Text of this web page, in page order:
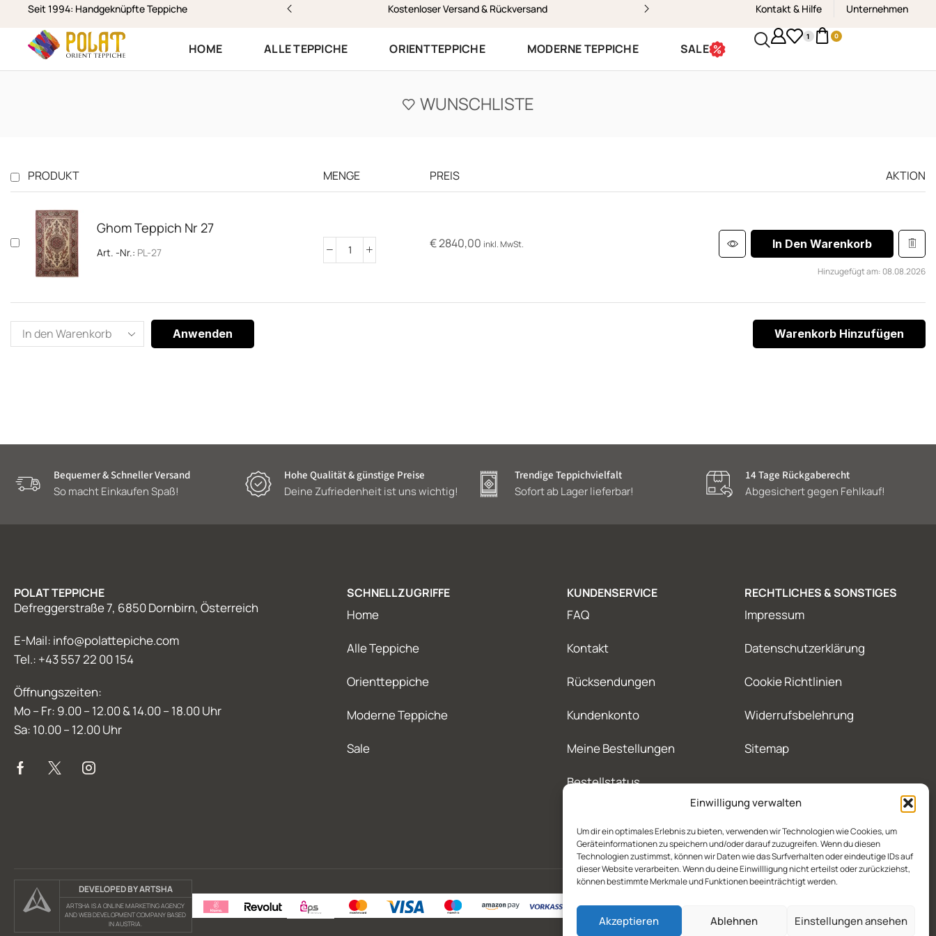
Einwilligung verwalten
Um dir ein optimales Erlebnis zu bieten, verwenden wir Technologien wie Cookies, um
Geräteinformationen zu speichern und/oder darauf zuzugreifen. Wenn du diesen
Technologien zustimmst, können wir Daten wie das Surfverhalten oder eindeutige IDs auf
dieser Website verarbeiten. Wenn du deine Einwillligung nicht erteilst oder zurückziehst,
können bestimmte Merkmale und Funktionen beeinträchtigt werden.
Akzeptieren Ablehnen Einstellungen ansehen
Seit 1994: Handgeknüpfte Teppiche
am selben Werktag in Vorarlberg Kostenloser Versand & Rückversand Zustellung am selben Werktag in
Kontakt & Hilfe Unternehmen
HOME ALLE TEPPICHE ORIENTTEPPICHE MODERNE TEPPICHE SALE
1 0
WUNSCHLISTE
PRODUKT MENGE PREIS AKTION
Ghom Teppich Nr 27
Art. -Nr.: PL-27
€2840,00 inkl. MwSt. In Den Warenkorb
Hinzugefügt am: 08.08.2026
Anwenden Warenkorb Hinzufügen
Bequemer & Schneller Versand
So macht Einkaufen Spaß!
Hohe Qualität & günstige Preise
Deine Zufriedenheit ist uns wichtig!
Trendige Teppichvielfalt
Sofort ab Lager lieferbar!
14 Tage Rückgaberecht
Abgesichert gegen Fehlkauf!
POLAT TEPPICHE
Defreggerstraße 7, 6850 Dornbirn, Österreich
E-Mail: info@polattepiche.com
Tel.: +43 557 22 00 154
Öffnungszeiten:
Mo – Fr: 9.00 – 12.00 & 14.00 – 18.00 Uhr
Sa: 10.00 – 12.00 Uhr
SCHNELLZUGRIFFE
Home
Alle Teppiche
Orientteppiche
Moderne Teppiche
Sale
KUNDENSERVICE
FAQ
Kontakt
Rücksendungen
Kundenkonto
Meine Bestellungen
Bestellstatus
RECHTLICHES & SONSTIGES
Impressum
Datenschutzerklärung
Cookie Richtlinien
Widerrufsbelehrung
Sitemap
DEVELOPED BY ARTSHA
ARTSHA IS A ONLINE MARKETING AGENCY
AND WEB DEVELOPMENT COMPANY BASED
IN AUSTRIA.